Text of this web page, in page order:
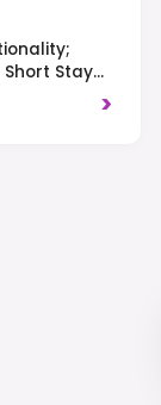
Stays.
Left-Hand>